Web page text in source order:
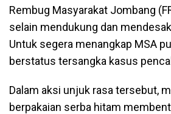
Rembug Masyarakat Jombang
selain mendukung dan
Untuk segera menangkap MSA
berstatus tersangka kasus
Dalam aksi unjuk rasa tersebut,
berpakaian serba hitam